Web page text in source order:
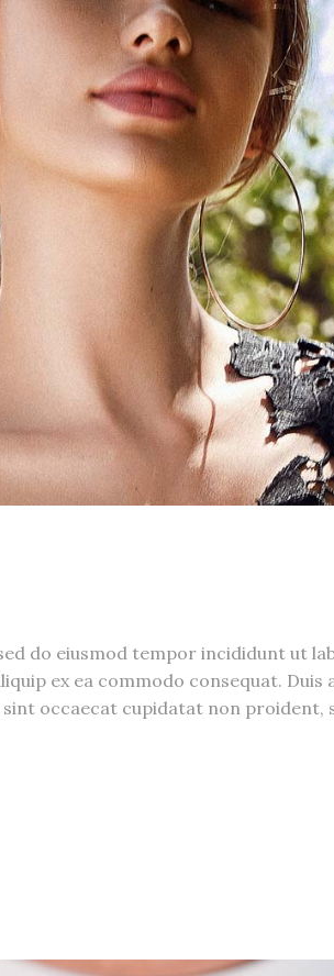
do eiusmod tempor incididunt ut
ex ea commodo consequat.
occaecat cupidatat non